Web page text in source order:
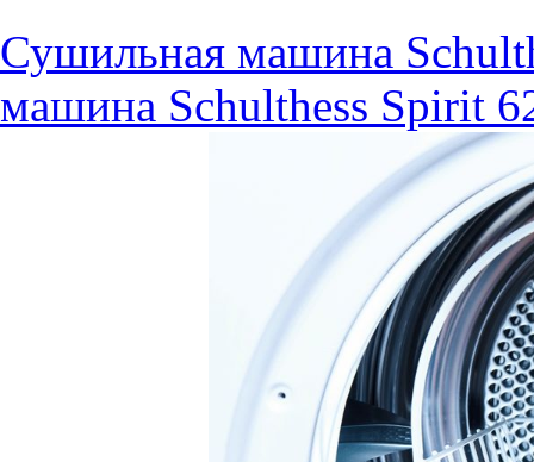
Сушильная машина
машина Schulthess Spirit